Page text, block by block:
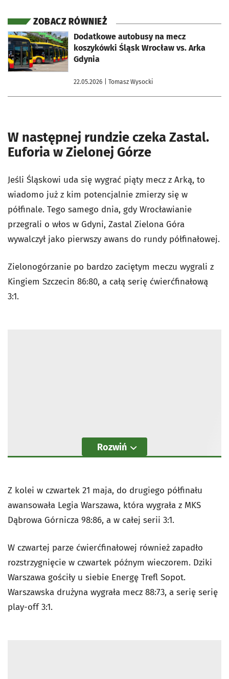
ZOBACZ RÓWNIEŻ
Dodatkowe autobusy na mecz
koszykówki Śląsk Wrocław vs. Arka
Gdynia
22.05.2026 | Tomasz Wysocki
otworzy się w nowej karcie
W następnej rundzie czeka Zastal.
Euforia w Zielonej Górze
Jeśli Śląskowi uda się wygrać piąty mecz z Arką, to
wiadomo już z kim potencjalnie zmierzy się w
półfinale. Tego samego dnia, gdy Wrocławianie
przegrali o włos w Gdyni, Zastal Zielona Góra
wywalczył jako pierwszy awans do rundy półfinałowej.
Zielonogórzanie po bardzo zaciętym meczu wygrali z
Kingiem Szczecin 86:80, a całą serię ćwierćfinałową
3:1.
Rozwiń
Z kolei w czwartek 21 maja, do drugiego półfinału
awansowała Legia Warszawa, która wygrała z MKS
Dąbrowa Górnicza 98:86, a w całej serii 3:1.
W czwartej parze ćwierćfinałowej również zapadło
rozstrzygnięcie w czwartek późnym wieczorem. Dziki
Warszawa gościły u siebie Energę Trefl Sopot.
Warszawska drużyna wygrała mecz 88:73, a serię serię
play-off 3:1.